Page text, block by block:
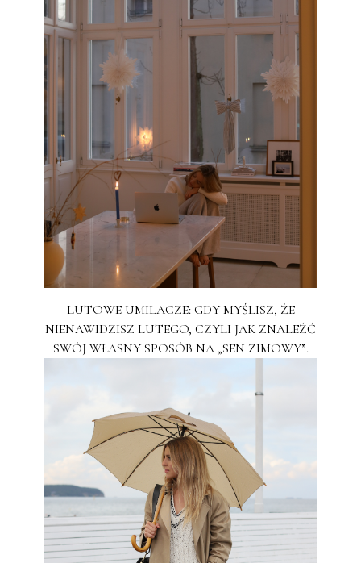
LUTOWE UMILACZE: GDY MYŚLISZ, ŻE
NIENAWIDZISZ LUTEGO, CZYLI JAK ZNALEŹĆ
SWÓJ WŁASNY SPOSÓB NA „SEN ZIMOWY”.